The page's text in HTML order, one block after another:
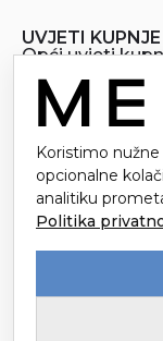
UVJETI KUPNJE
Opći uvjeti
Dostava
Reklamacije i
Politika
Koristimo
opcionalne
analitiku
Politika